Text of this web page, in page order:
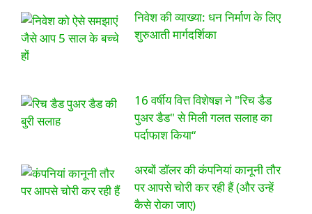
निवेश की व्याख्या: धन निर्माण के लिए
शुरुआती मार्गदर्शिका
16 वर्षीय वित्त विशेषज्ञ ने "रिच डैड
पुअर डैड" से मिली गलत सलाह का
पर्दाफाश किया“
अरबों डॉलर की कंपनियां कानूनी तौर
पर आपसे चोरी कर रही हैं (और उन्हें
कैसे रोका जाए)